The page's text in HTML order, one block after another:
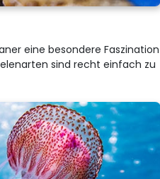
eine besondere Faszination
sind recht einfach zu